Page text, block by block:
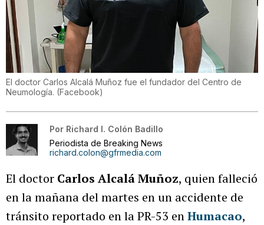
El doctor Carlos Alcalá Muñoz fue el fundador del Centro de
Neumología. (Facebook)
Por Richard I. Colón Badillo
Periodista de Breaking News
richard.colon@gfrmedia.com
El doctor Carlos Alcalá Muñoz, quien falleció
en la mañana del martes en un accidente de
tránsito reportado en la PR-53 enHumacao,